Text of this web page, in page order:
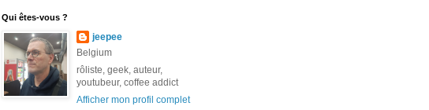
Qui êtes-vous ?
jeepee
Belgium
rôliste, geek, auteur,
youtubeur, coffee addict
Afficher mon profil complet